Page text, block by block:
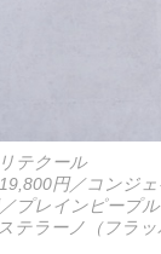
テクール
円／コンジ
プレインピープル
ラーノ（フラッ